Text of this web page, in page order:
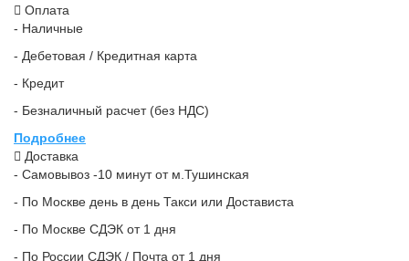
Оплата
- Наличные
- Дебетовая / Кредитная карта
- Кредит
- Безналичный расчет (без НДС)
Подробнее
Доставка
- Самовывоз -10 минут от м.Тушинская
- По Москве день в день Такси или Достависта
- По Москве СДЭК от 1 дня
- По России СДЭК / Почта от 1 дня